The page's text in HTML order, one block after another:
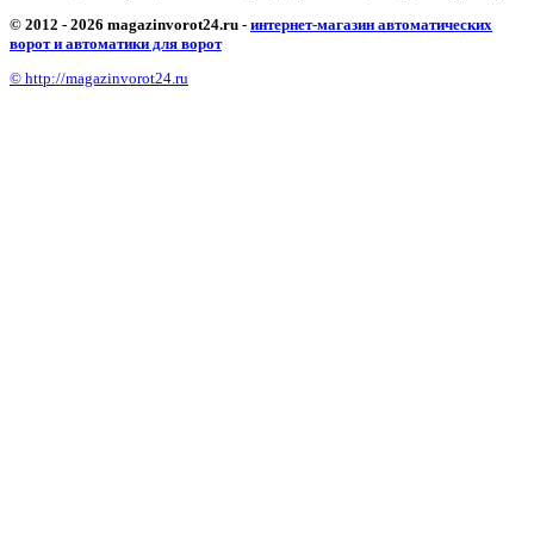
© 2012 - 2026 magazinvorot24.ru - интернет-магазин автоматических
ворот и автоматики для ворот
© http://magazinvorot24.ru